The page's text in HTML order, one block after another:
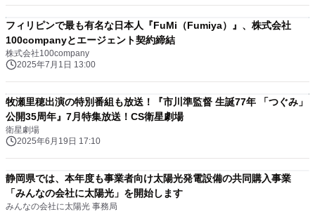
フィリピンで最も有名な日本人『FuMi（Fumiya）』、株式会社
100companyとエージェント契約締結
株式会社100company
2025年7月1日 13:00
牧瀬里穂出演の特別番組も放送！『市川準監督 生誕77年 「つぐみ」
公開35周年』7月特集放送！CS衛星劇場
衛星劇場
2025年6月19日 17:10
静岡県では、本年度も事業者向け太陽光発電設備の共同購入事業
「みんなの会社に太陽光」を開始します
みんなの会社に太陽光 事務局